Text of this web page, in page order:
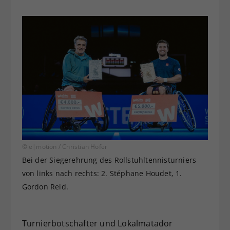
© e|motion / Christian Hofer
Bei der Siegerehrung des Rollstuhltennisturniers
von links nach rechts: 2. Stéphane Houdet, 1.
Gordon Reid.
Turnierbotschafter und Lokalmatador